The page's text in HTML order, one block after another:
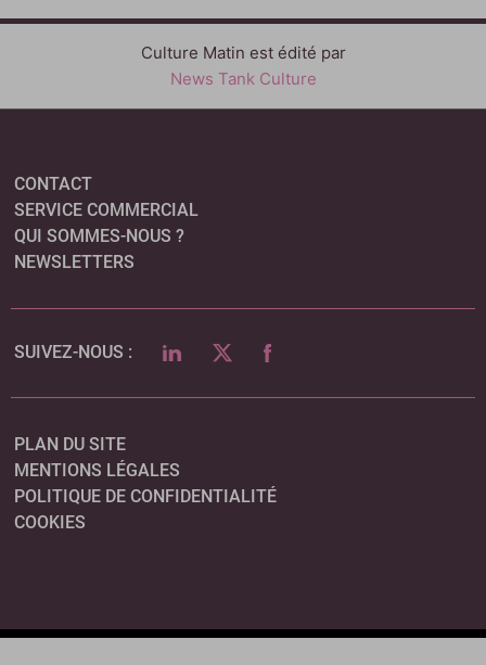
Culture Matin est édité par
News Tank Culture
CONTACT
SERVICE COMMERCIAL
QUI SOMMES-NOUS ?
NEWSLETTERS
SUIVEZ-NOUS : LINKEDINTWITTERFACEBOOK
PLAN DU SITE
MENTIONS LÉGALES
POLITIQUE DE CONFIDENTIALITÉ
COOKIES